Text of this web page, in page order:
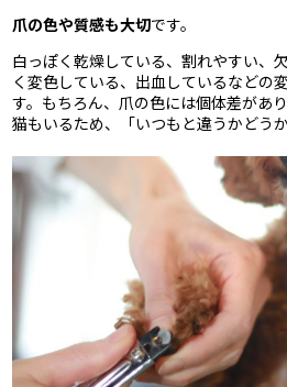
爪の色や質感も大切です。
白っぽく乾燥している、割れやすい、
く変色している、出血しているなどの
す。もちろん、爪の色には個体差があ
猫もいるため、「いつもと違うかどう